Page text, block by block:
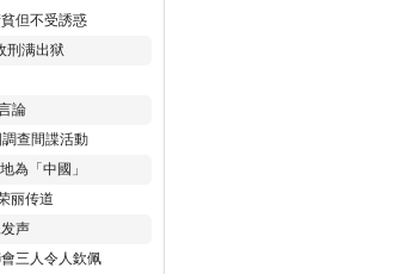
但不受誘惑
刑满出狱
論
查間諜活動
為「中國」
丽传道
声
三人令人欽佩